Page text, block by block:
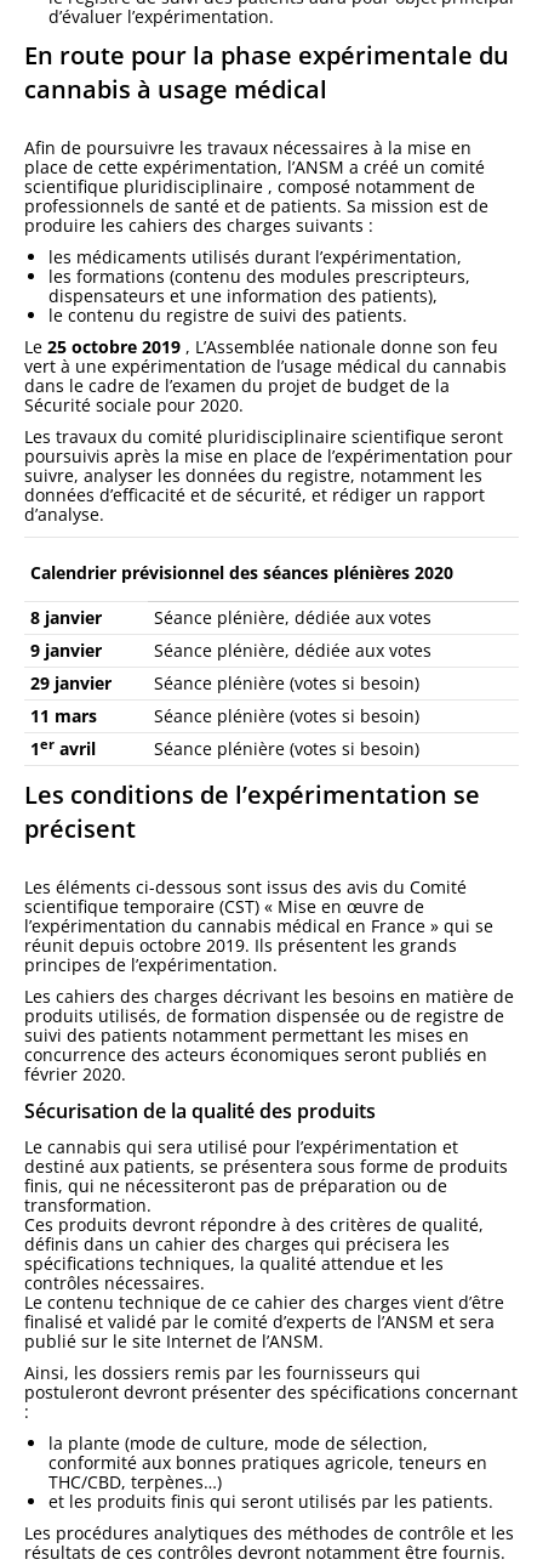
d’évaluer l’expérimentation.
En route pour la phase expérimentale du
cannabis à usage médical
Afin de poursuivre les travaux nécessaires à la mise en
place de cette expérimentation, l’ANSM a créé un comité
scientifique pluridisciplinaire , composé notamment de
professionnels de santé et de patients. Sa mission est de
produire les cahiers des charges suivants :
les médicaments utilisés durant l’expérimentation,
les formations (contenu des modules prescripteurs,
dispensateurs et une information des patients),
le contenu du registre de suivi des patients.
Le 25 octobre 2019 , L’Assemblée nationale donne son feu
vert à une expérimentation de l’usage médical du cannabis
dans le cadre de l’examen du projet de budget de la
Sécurité sociale pour 2020.
Les travaux du comité pluridisciplinaire scientifique seront
poursuivis après la mise en place de l’expérimentation pour
suivre, analyser les données du registre, notamment les
données d’efficacité et de sécurité, et rédiger un rapport
d’analyse.
Calendrier prévisionnel des séances plénières 2020
8 janvier
Séance plénière, dédiée aux votes
9 janvier
Séance plénière, dédiée aux votes
29 janvier
Séance plénière (votes si besoin)
11 mars
Séance plénière (votes si besoin)
1er avril Séance plénière (votes si besoin)
Les conditions de l’expérimentation se
précisent
Les éléments ci-dessous sont issus des avis du Comité
scientifique temporaire (CST) « Mise en œuvre de
l’expérimentation du cannabis médical en France » qui se
réunit depuis octobre 2019. Ils présentent les grands
principes de l’expérimentation.
Les cahiers des charges décrivant les besoins en matière de
produits utilisés, de formation dispensée ou de registre de
suivi des patients notamment permettant les mises en
concurrence des acteurs économiques seront publiés en
février 2020.
Sécurisation de la qualité des produits
Le cannabis qui sera utilisé pour l’expérimentation et
destiné aux patients, se présentera sous forme de produits
finis, qui ne nécessiteront pas de préparation ou de
transformation.
Ces produits devront répondre à des critères de qualité,
définis dans un cahier des charges qui précisera les
spécifications techniques, la qualité attendue et les
contrôles nécessaires.
Le contenu technique de ce cahier des charges vient d’être
finalisé et validé par le comité d’experts de l’ANSM et sera
publié sur le site Internet de l’ANSM.
Ainsi, les dossiers remis par les fournisseurs qui
postuleront devront présenter des spécifications concernant
:
la plante (mode de culture, mode de sélection,
conformité aux bonnes pratiques agricole, teneurs en
THC/CBD, terpènes…)
et les produits finis qui seront utilisés par les patients.
Les procédures analytiques des méthodes de contrôle et les
résultats de ces contrôles devront notamment être fournis.